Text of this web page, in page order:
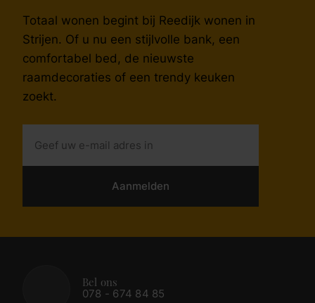
Totaal wonen begint bij Reedijk wonen in
Strijen. Of u nu een stijlvolle bank, een
comfortabel bed, de nieuwste
raamdecoraties of een trendy keuken
zoekt.
Aanmelden
Bel ons
078 - 674 84 85